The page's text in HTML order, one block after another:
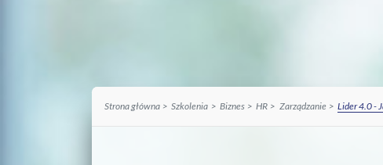
Strona główna Szkolenia Biznes HR Zarządzanie Lider 4.0 -